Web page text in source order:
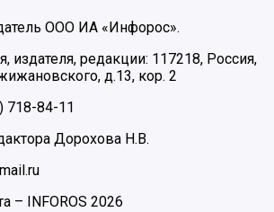
ООО ИА «Инфорос».
издателя, редакции: 117218, Россия,
д.13, кор. 2
718-84-11
Дорохова Н.В.
– INFOROS 2026